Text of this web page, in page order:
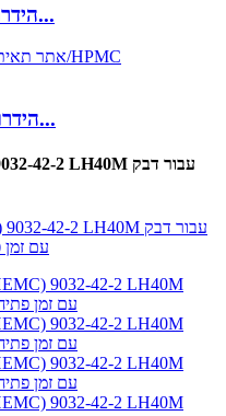
הידרוקסיאתילמתיל צלולוז...
הידרוקסיפרופיל מתיל תאי...